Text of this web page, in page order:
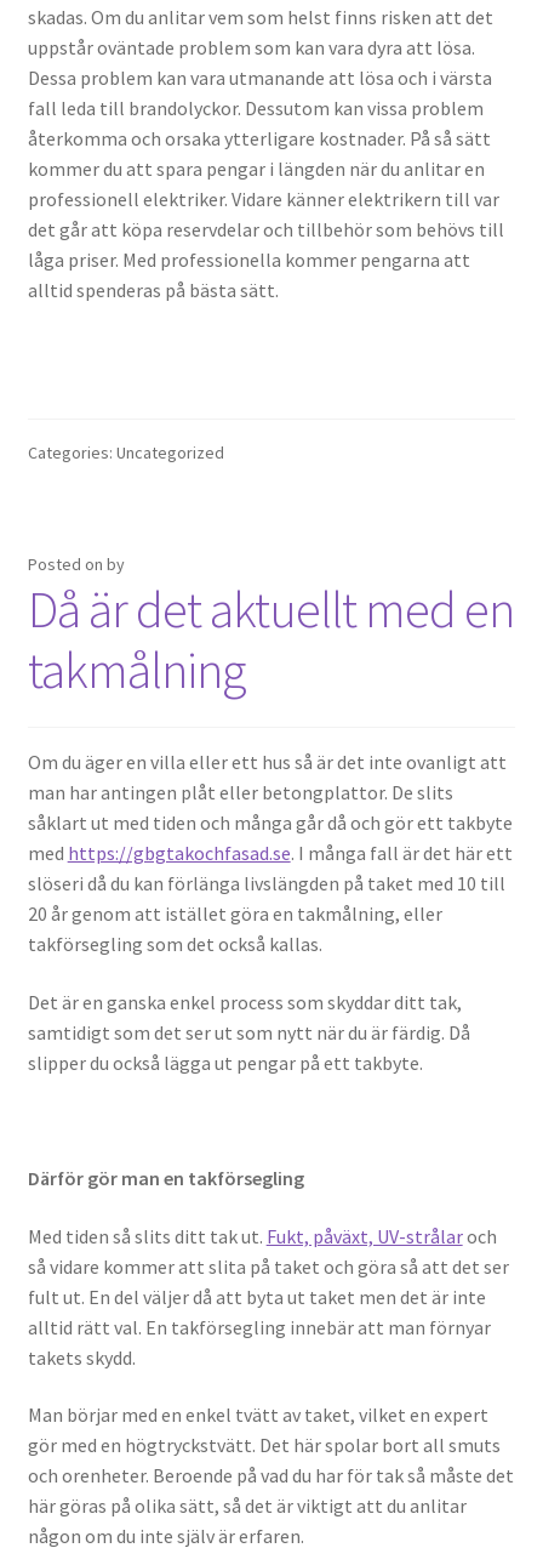
skadas. Om du anlitar vem som helst finns risken att det
uppstår oväntade problem som kan vara dyra att lösa.
Dessa problem kan vara utmanande att lösa och i värsta
fall leda till brandolyckor. Dessutom kan vissa problem
återkomma och orsaka ytterligare kostnader. På så sätt
kommer du att spara pengar i längden när du anlitar en
professionell elektriker. Vidare känner elektrikern till var
det går att köpa reservdelar och tillbehör som behövs till
låga priser. Med professionella kommer pengarna att
alltid spenderas på bästa sätt.
Categories: Uncategorized
Posted on by
Då är det aktuellt med en
takmålning
Om du äger en villa eller ett hus så är det inte ovanligt att
man har antingen plåt eller betongplattor. De slits
såklart ut med tiden och många går då och gör ett takbyte
med https://gbgtakochfasad.se. I många fall är det här ett
slöseri då du kan förlänga livslängden på taket med 10 till
20 år genom att istället göra en takmålning, eller
takförsegling som det också kallas.
Det är en ganska enkel process som skyddar ditt tak,
samtidigt som det ser ut som nytt när du är färdig. Då
slipper du också lägga ut pengar på ett takbyte.
Därför gör man en takförsegling
Med tiden så slits ditt tak ut. Fukt, påväxt, UV-strålaroch
så vidare kommer att slita på taket och göra så att det ser
fult ut. En del väljer då att byta ut taket men det är inte
alltid rätt val. En takförsegling innebär att man förnyar
takets skydd.
Man börjar med en enkel tvätt av taket, vilket en expert
gör med en högtryckstvätt. Det här spolar bort all smuts
och orenheter. Beroende på vad du har för tak så måste det
här göras på olika sätt, så det är viktigt att du anlitar
någon om du inte själv är erfaren.